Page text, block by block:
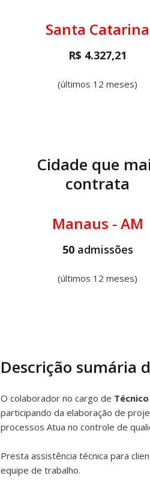
Santa Catarina
R$ 4.327,21
(últimos 12 meses)
Cidade que
contrata
Manaus - AM
50 admissões
(últimos 12 meses)
Descrição sumária
O colaborador no cargo de
participando da elaboração de
processos Atua no controle de
Presta assistência técnica para
equipe de trabalho.